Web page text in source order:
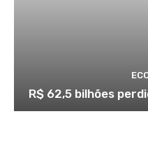
R$ 62,5 bilhões